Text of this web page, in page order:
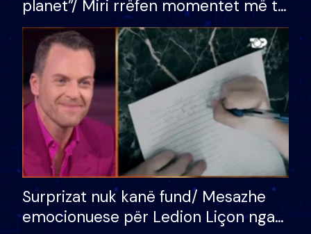
planet”/ Miri rrëfen momentet më të
bukura në shtëpinë e BB VIP: Do më
mungojë zilja e mëngjesit kur…
Surprizat nuk kanë fund/ Mesazhe
emocionuese për Ledion Liçon nga